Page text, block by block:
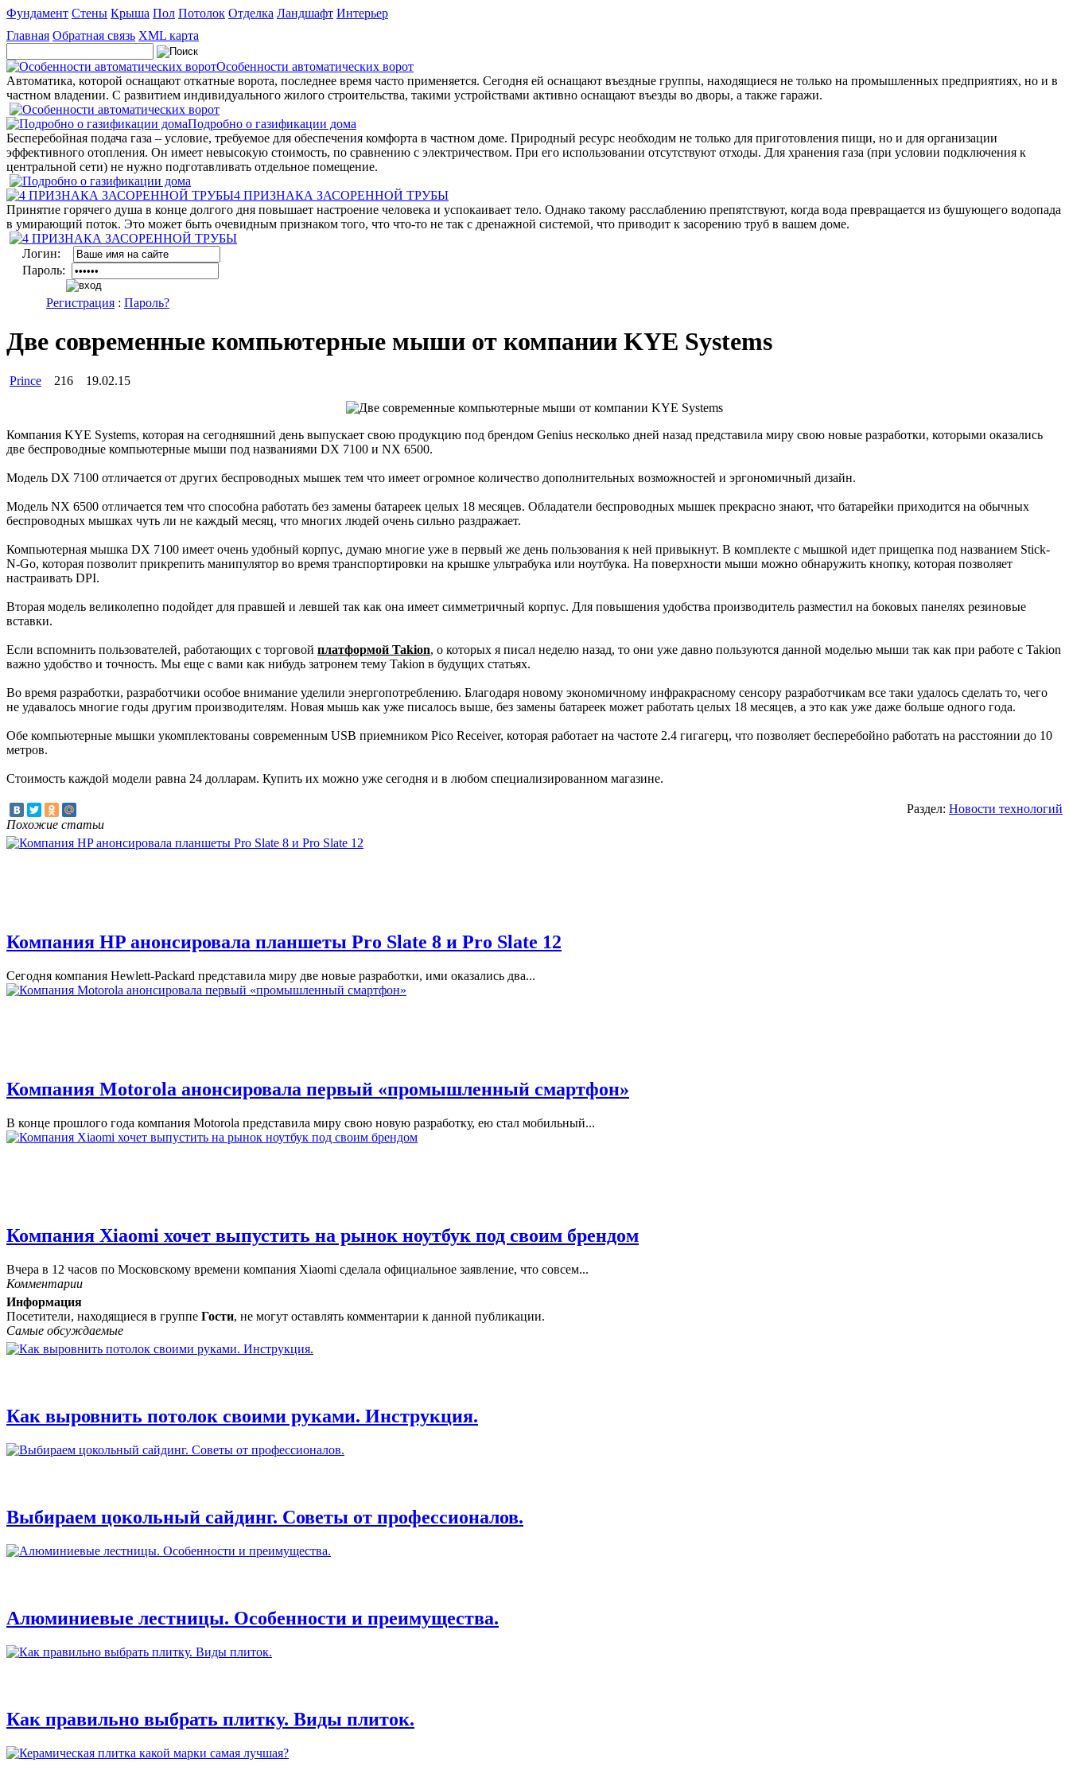
Фундамент Стены Крыша Пол Потолок Отделка Ландшафт Интерьер
Главная Обратная связь XML карта
Особенности автоматических ворот
Автоматика, которой оснащают откатные ворота, последнее время часто применяется. Сегодня ей оснащают въездные группы, находящиеся не только на промышленных предприятиях, но и в
частном владении. С развитием индивидуального жилого строительства, такими устройствами активно оснащают въезды во дворы, а также гаражи.
Подробно о газификации дома
Бесперебойная подача газа – условие, требуемое для обеспечения комфорта в частном доме. Природный ресурс необходим не только для приготовления пищи, но и для организации
эффективного отопления. Он имеет невысокую стоимость, по сравнению с электричеством. При его использовании отсутствуют отходы. Для хранения газа (при условии подключения к
центральной сети) не нужно подготавливать отдельное помещение.
4 ПРИЗНАКА ЗАСОРЕННОЙ ТРУБЫ
Принятие горячего душа в конце долгого дня повышает настроение человека и успокаивает тело. Однако такому расслаблению препятствуют, когда вода превращается из бушующего водопада
в умирающий поток. Это может быть очевидным признаком того, что что-то не так с дренажной системой, что приводит к засорению труб в вашем доме.
Логин:
Пароль:
Регистрация : Пароль?
Две современные компьютерные мыши от компании KYE Systems
Prince 216 19.02.15
Компания KYE Systems, которая на сегодняшний день выпускает свою продукцию под брендом Genius несколько дней назад представила миру свою новые разработки, которыми оказались
две беспроводные компьютерные мыши под названиями DX 7100 и NX 6500.
Модель DX 7100 отличается от других беспроводных мышек тем что имеет огромное количество дополнительных возможностей и эргономичный дизайн.
Модель NX 6500 отличается тем что способна работать без замены батареек целых 18 месяцев. Обладатели беспроводных мышек прекрасно знают, что батарейки приходится на обычных
беспроводных мышках чуть ли не каждый месяц, что многих людей очень сильно раздражает.
Компьютерная мышка DX 7100 имеет очень удобный корпус, думаю многие уже в первый же день пользования к ней привыкнут. В комплекте с мышкой идет прищепка под названием Stick-
N-Go, которая позволит прикрепить манипулятор во время транспортировки на крышке ультрабука или ноутбука. На поверхности мыши можно обнаружить кнопку, которая позволяет
настраивать DPI.
Вторая модель великолепно подойдет для правшей и левшей так как она имеет симметричный корпус. Для повышения удобства производитель разместил на боковых панелях резиновые
вставки.
Если вспомнить пользователей, работающих с торговой платформой Takion, о которых я писал неделю назад, то они уже давно пользуются данной моделью мыши так как при работе с Takion
важно удобство и точность. Мы еще с вами как нибудь затронем тему Takion в будущих статьях.
Во время разработки, разработчики особое внимание уделили энергопотреблению. Благодаря новому экономичному инфракрасному сенсору разработчикам все таки удалось сделать то, чего
не удавалось многие годы другим производителям. Новая мышь как уже писалось выше, без замены батареек может работать целых 18 месяцев, а это как уже даже больше одного года.
Обе компьютерные мышки укомплектованы современным USB приемником Pico Receiver, которая работает на частоте 2.4 гигагерц, что позволяет бесперебойно работать на расстоянии до 10
метров.
Стоимость каждой модели равна 24 долларам. Купить их можно уже сегодня и в любом специализированном магазине.
Раздел: Новости технологий
Похожие статьи
Компания HP анонсировала планшеты Pro Slate 8 и Pro Slate 12
Сегодня компания Hewlett-Packard представила миру две новые разработки, ими оказались два...
Компания Motorola анонсировала первый «промышленный смартфон»
В конце прошлого года компания Motorola представила миру свою новую разработку, ею стал мобильный...
Компания Xiaomi хочет выпустить на рынок ноутбук под своим брендом
Вчера в 12 часов по Московскому времени компания Xiaomi сделала официальное заявление, что совсем...
Комментарии
Информация
Посетители, находящиеся в группе Гости, не могут оставлять комментарии к данной публикации.
Самые обсуждаемые
Как выровнить потолок своими руками. Инструкция.
Выбираем цокольный сайдинг. Советы от профессионалов.
Алюминиевые лестницы. Особенности и преимущества.
Как правильно выбрать плитку. Виды плиток.